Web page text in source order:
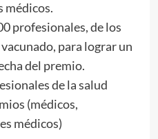
médicos.
profesionales, de los
para lograr un
del premio.
de la salud
(médicos,
médicos)